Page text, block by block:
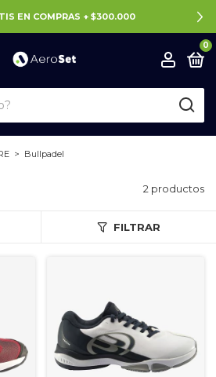
EN COMPRAS + $300.000
0
> Bullpadel
2 productos
FILTRAR